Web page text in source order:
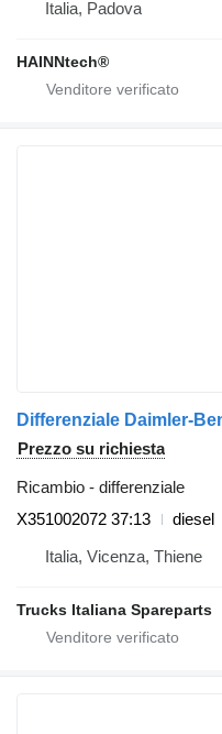
Italia, Padova
HAINNtech®
Prezzo su richiesta
Ricambio - differenziale
X351002072 37:13
diesel
Italia, Vicenza, Thiene
Trucks Italiana Spareparts